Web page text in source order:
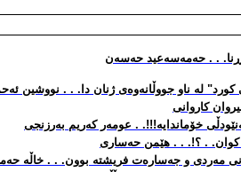
. . حه‌مه‌سه‌عید حه‌سه‌ن
كورد" له‌ ناو جووڵانه‌وه‌ی ژنان دا. . . نووشین
كاروانی
خۆماندایه‌!!!. . عومه‌ر كه‌ریم به‌رزنجی
كوان. . ؟!. . . هێمن حه‌ساری
مه‌ردی و جه‌ساره‌ت فریشته‌ بوون. . . خاڵه‌